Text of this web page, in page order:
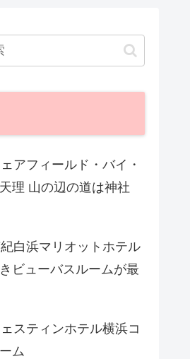
アフィールド・バイ・
理 山の辺の道は神社
紀白浜マリオットホテル
ビューバスルームが最
ェスティンホテル横浜コ
ム